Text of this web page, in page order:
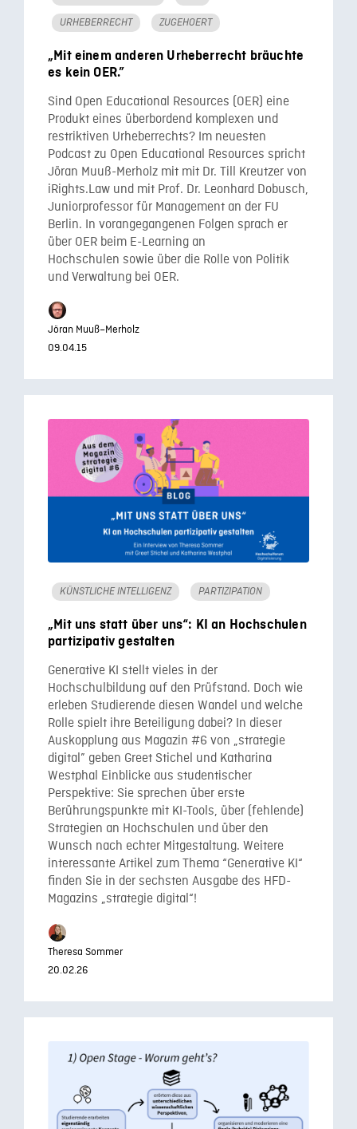
URHEBERRECHT ZUGEHOERT
„Mit einem anderen Urheberrecht bräuchte
es kein OER.”
Sind Open Educational Resources (OER) eine
Produkt eines überbordend komplexen und
restriktiven Urheberrechts? Im neuesten
Podcast zu Open Educational Resources spricht
Jöran Muuß-Merholz mit mit Dr. Till Kreutzer von
iRights.Law und mit Prof. Dr. Leonhard Dobusch,
Juniorprofessor für Management an der FU
Berlin. In vorangegangenen Folgen sprach er
über OER beim E-Learning an
Hochschulen sowie über die Rolle von Politik
und Verwaltung bei OER.
Jöran Muuß–Merholz
09.04.15
KÜNSTLICHE INTELLIGENZ PARTIZIPATION
„Mit uns statt über uns“: KI an Hochschulen
partizipativ gestalten
Generative KI stellt vieles in der
Hochschulbildung auf den Prüfstand. Doch wie
erleben Studierende diesen Wandel und welche
Rolle spielt ihre Beteiligung dabei? In dieser
Auskopplung aus Magazin #6 von „strategie
digital” geben Greet Stichel und Katharina
Westphal Einblicke aus studentischer
Perspektive: Sie sprechen über erste
Berührungspunkte mit KI-Tools, über (fehlende)
Strategien an Hochschulen und über den
Wunsch nach echter Mitgestaltung. Weitere
interessante Artikel zum Thema “Generative KI“
finden Sie in der sechsten Ausgabe des HFD-
Magazins „strategie digital“!
Theresa Sommer
20.02.26